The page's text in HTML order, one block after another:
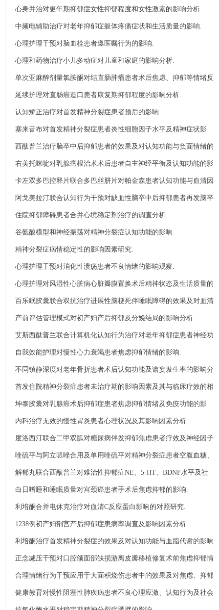
的影响.
心身并治对更年期抑郁症女性抑郁程度和女性激素的影响分析.
中频电辅助治疗对老年抑郁症躯体疼痛症状和生活质量的影响.
心理护理干预对脑血栓患者遵医嘱行为的影响.
心理和药物治疗小儿多动症对儿童和家庭的影响分析.
单次亚麻醉剂量氯胺酮对结直肠肿瘤患者术后焦虑、抑郁等情绪反
应的影响.
延续护理对直肠癌造口患者康复期抑郁程度的影响分析.
认知矫正治疗对首发精神分裂症患者预后的影响.
塞来昔布对首发精神分裂症患者炎性细胞因子水平及精神症状影
响.
西酞普兰治疗脑卒中后抑郁患者的效果及对认知功能与负面情绪的
影响分析.
右美托咪啶对乳腺癌根治术术后患者自主神经平衡及认知功能的影
响分析.
卡左双多巴控释片联合多巴丝肼片对帕金森患者认知功能与血清因
子水平的影响.
阿戈美拉汀联合认知行为干预对缺血性脑卒中后抑郁患者再发脑卒
中的影响分析.
住院抑郁障碍患者合并心境稳定剂治疗的调查分析.
谷氨酸模型和神经振荡对精神分裂症认知功能的影响.
精神分裂症病情稳定性的影响因素研究.
心理护理干预对消化性溃疡患者不良情绪的影响观察.
心理护理对风湿性心脏病心脏瓣膜置换术后精神状态及生活质量的
影响观察.
百乐眠胶囊联合双抗治疗进展性脑梗死伴睡眠障碍的效果及对血清
神经递质水平的影响.
产前评估管理模式对初产妇产后抑郁及分娩结局的影响分析.
艾斯西酞普兰联合计算机化认知行为治疗对老年抑郁症患者神经功
能与抑郁焦虑影响.
自我效能护理对慢性心力衰竭患者焦虑抑郁情绪的影响.
不同镇静深度对老年骨折患者术后认知功能及谵妄发生率的影响分
析.
首发住院精神分裂症患者未治疗期的影响因素及其与临床疗效的相
关性研究.
坤泰胶囊对乳腺癌术后抑郁症患者焦虑抑郁情绪及免疫功能的影
响.
内科治疗无效的慢性胃炎患者心理状况及其影响因素分析.
度洛西汀联合二甲双胍对糖尿病伴发抑郁焦虑患者疗效及神经因子
水平的影响分析.
喹硫平与阿立哌唑合用及单用喹硫平对精神分裂症患者空腹血糖、
血脂的影响.
解郁丸联合西酞普兰对难治性抑郁症NE、5-HT、BDNF水平及社
会功能的影响.
白日嗜睡和睡眠质量对宫颈癌患者手术后焦虑抑郁的影响.
利培酮合并电休克治疗对血清C反应蛋白影响的对照研究.
1238例初产妇剖宫产后抑郁症患病率调查及影响因素分析.
利培酮治疗首发精神分裂症的效果及对认知功能与血脂代谢的影响
分析.
正念减压干预对口腔颌面部缺损游离皮瓣移植修复术前焦虑抑郁情
绪的影响.
合理情绪行为干预应用于大面积烧伤患者中的效果及对焦虑、抑郁
情绪的影响分析.
健康教育对慢性阻塞性肺疾病患者不良心理应激、认知行为及社会
功能的影响.